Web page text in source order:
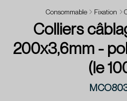
Consommable Fixation
Colliers
200x3,6mm -
(le